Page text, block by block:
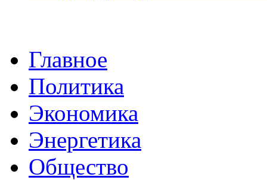
Главное
Политика
Экономика
Энергетика
Общество